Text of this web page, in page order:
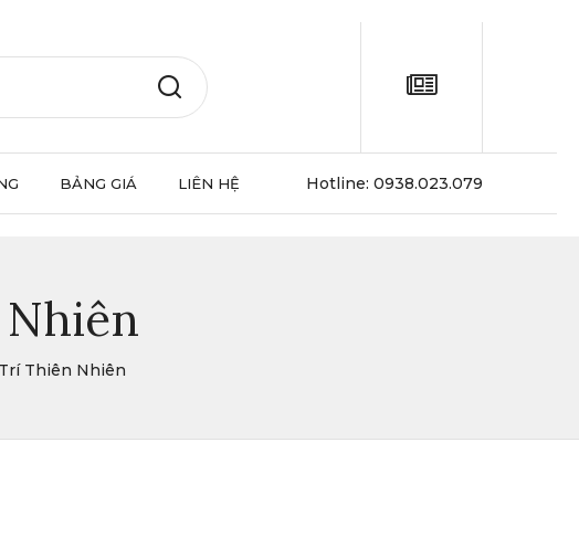
BẢNG GIÁ LIÊN HỆ Hotline: 0938.023.079
Thiên Nhiên